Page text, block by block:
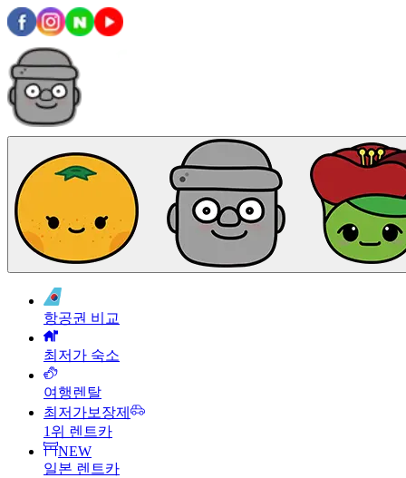
항공권 비교
최저가 숙소
여행렌탈
최저가보장제
1위 렌트카
NEW
일본 렌트카